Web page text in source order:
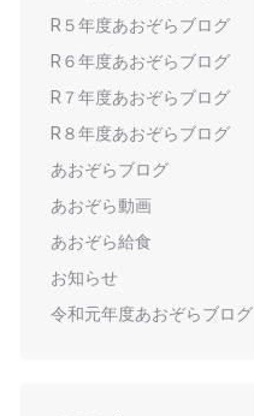
R５年度あおぞらブログ
R６年度あおぞらブログ
R７年度あおぞらブログ
R８年度あおぞらブログ
あおぞらブログ
あおぞら動画
あおぞら給食
お知らせ
令和元年度あおぞらブログ